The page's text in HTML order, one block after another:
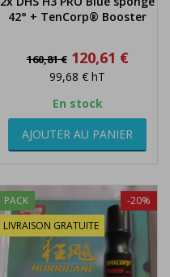
42° + TenCorp® Booster
Prix
base
160,81 € Prix
120,61 €
99,68 € hT
En stock
AJOUTER AU PANIER
PACK
LIVRAISON GRATUITE
-20%